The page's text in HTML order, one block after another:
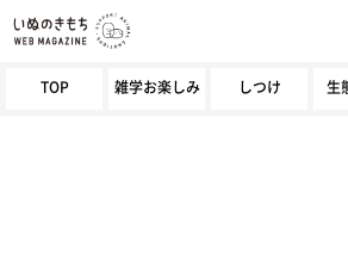
TOP 雑学お楽しみ しつけ 生